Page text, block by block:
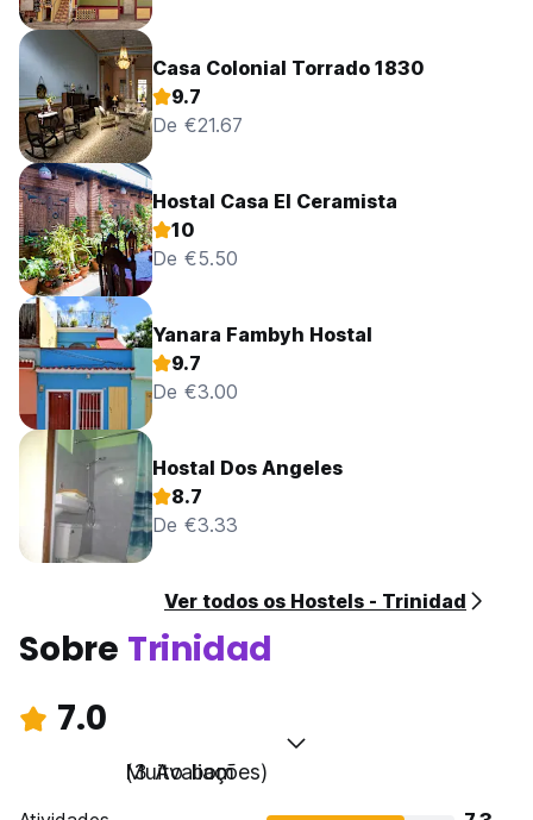
Casa Colonial Torrado 1830
9.7
De €21.67
Hostal Casa El Ceramista
10
De €5.50
Yanara Fambyh Hostal
9.7
De €3.00
Hostal Dos Angeles
8.7
De €3.33
Ver todos os Hostels - Trinidad
Sobre Trinidad
7.0
Muito bom
(3 Avaliações)